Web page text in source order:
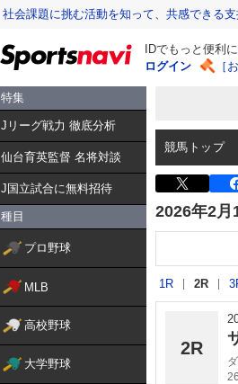
社会課題に挑む活動を知って、共感できる
IDでもっと便利に
ログイン
［
特集
Jリーグ戦力 徹底分析
仙台育英監督 名将対談
J国立試合に無料招待
種目
プロ野球
MLB
高校野球
大学野球
競馬トップ
2026年2月
1R 2R
2R